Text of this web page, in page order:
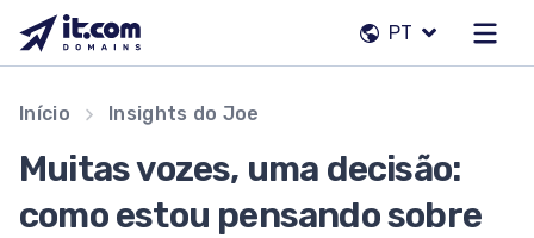
para
o
PT
Nossa equipe
Contatos
Registradores
Início Insights do Joe
Muitas vozes, uma decisão:
como estou pensando sobre